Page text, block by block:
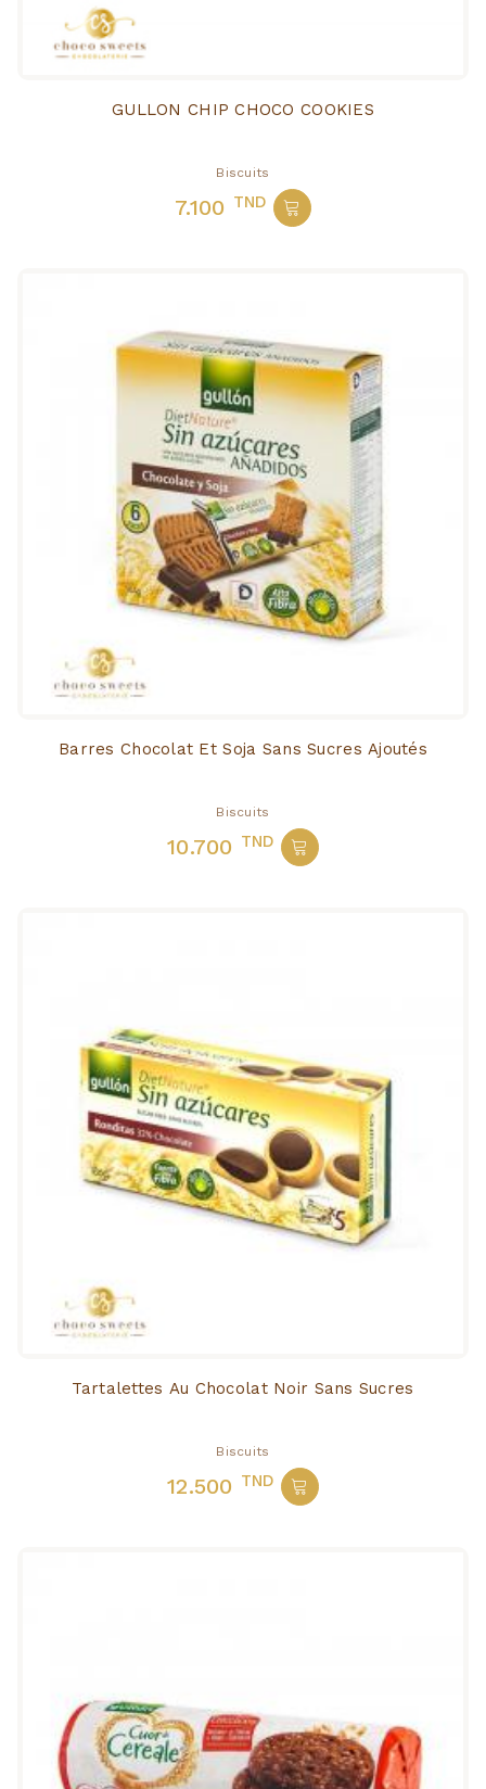
GULLON CHIP CHOCO COOKIES
Biscuits
7.100 TND
Barres Chocolat Et Soja Sans Sucres Ajoutés
Biscuits
10.700 TND
Tartalettes Au Chocolat Noir Sans Sucres
Biscuits
12.500 TND